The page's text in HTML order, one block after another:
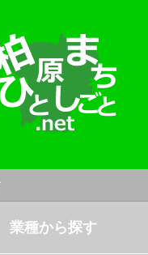
業種から探す